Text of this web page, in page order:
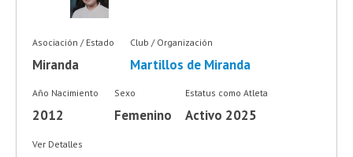
Asociación / Estado
Miranda
Club / Organización
Martillos de Miranda
Año Nacimiento
2012
Sexo
Femenino
Estatus como Atleta
Activo 2025
Ver Detalles